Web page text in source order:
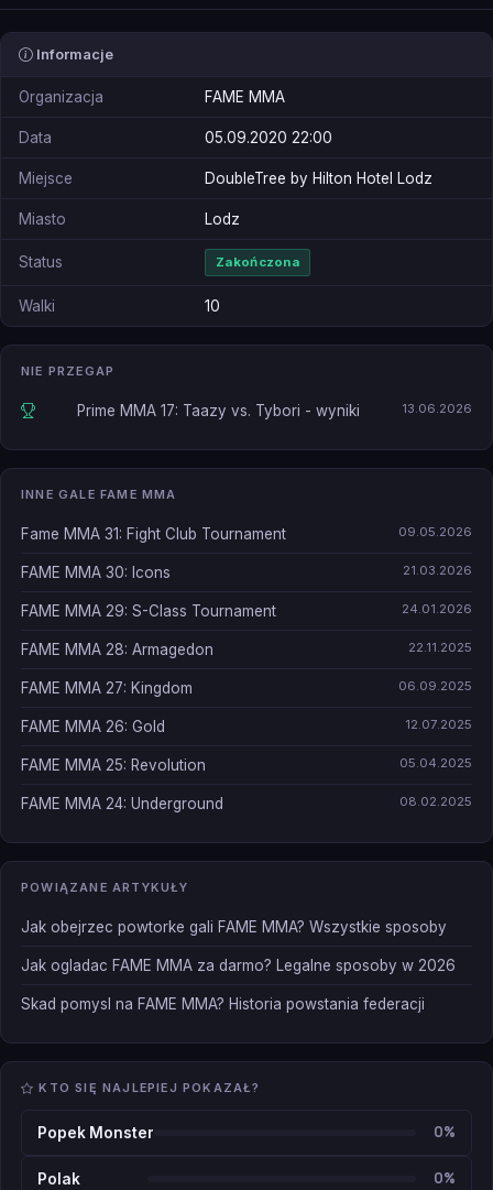
Informacje
Organizacja FAME MMA
Data 05.09.2020 22:00
Miejsce DoubleTree by Hilton Hotel Lodz
Miasto Lodz
Status Zakończona
Walki 10
NIE PRZEGAP
Prime MMA 17: Taazy vs. Tybori - wyniki 13.06.2026
INNE GALE FAME MMA
Fame MMA 31: Fight Club Tournament 09.05.2026
FAME MMA 30: Icons 21.03.2026
FAME MMA 29: S-Class Tournament 24.01.2026
FAME MMA 28: Armagedon 22.11.2025
FAME MMA 27: Kingdom 06.09.2025
FAME MMA 26: Gold 12.07.2025
FAME MMA 25: Revolution 05.04.2025
FAME MMA 24: Underground 08.02.2025
POWIĄZANE ARTYKUŁY
Jak obejrzec powtorke gali FAME MMA? Wszystkie sposoby
Jak ogladac FAME MMA za darmo? Legalne sposoby w 2026
Skad pomysl na FAME MMA? Historia powstania federacji
KTO SIĘ NAJLEPIEJ POKAZAŁ?
Popek Monster 0%
Polak 0%